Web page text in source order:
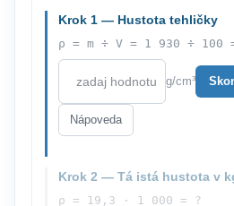
Krok 1 — Hustota tehličky
ρ = m ÷ V = 1 930 ÷ 100
g/cm³
Nápoveda
Krok 2 — Tá istá hustota v
ρ = 19,3 · 1 000 = ?